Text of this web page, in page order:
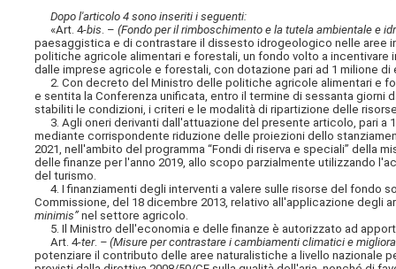
Dopo l'articolo 4 sono inseriti i seguenti:
«Art. 4-bis. –(Fondo per il rimboschimento e la tutela ambientale e
paesaggistica e di contrastare il dissesto idrogeologico nelle aree
politiche agricole alimentari e forestali, un fondo volto a
dalle imprese agricole e forestali, con dotazione pari ad 1 milione di
2. Con decreto del Ministro delle politiche agricole alimentari e
e sentita la Conferenza unificata, entro il termine di sessanta
stabiliti le condizioni, i criteri e le modalità di ripartizione delle
3. Agli oneri derivanti dall'attuazione del presente articolo, pari a
mediante corrispondente riduzione delle proiezioni dello
2021, nell'ambito del programma “Fondi di riserva e speciali” della
delle finanze per l'anno 2019, allo scopo parzialmente utilizzando
del turismo.
4. I finanziamenti degli interventi a valere sulle risorse del fondo
Commissione, del 18 dicembre 2013, relativo all'applicazione degli
minimis” nel settore agricolo.
5. Il Ministro dell'economia e delle finanze è autorizzato ad
Art. 4-ter. – (Misure per contrastare i cambiamenti climatici e
potenziare il contributo delle aree naturalistiche a livello nazionale